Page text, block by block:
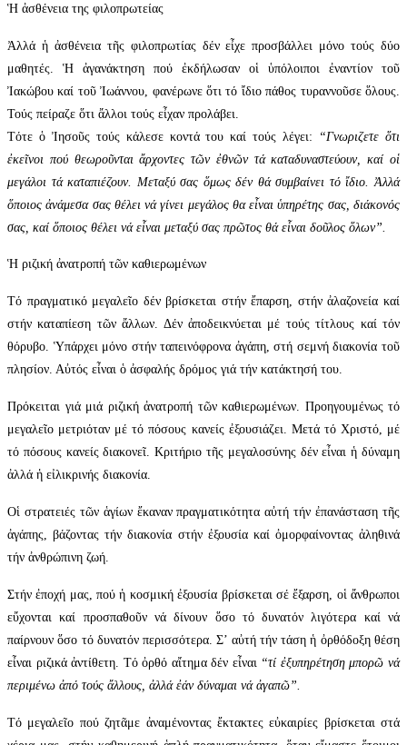
Ἡ ἀσθένεια της φιλοπρωτείας
Ἀλλά ἡ ἀσθένεια τῆς φιλοπρωτίας δέν εἶχε προσβάλλει μόνο τούς δύο
μαθητές. Ἡ ἀγανάκτηση πού ἐκδήλωσαν οἱ ὑπόλοιποι ἐναντίον τοῦ
Ἰακώβου καί τοῦ Ἰωάννου, φανέρωνε ὅτι τό ἴδιο πάθος τυραννοῦσε ὅλους.
Τούς πείραζε ὅτι ἄλλοι τούς εἶχαν προλάβει.
Τότε ὁ Ἰησοῦς τούς κάλεσε κοντά του καί τούς λέγει:
“Γνωριζετε ὅτι
ἐκεῖνοι πού θεωροῦνται ἄρχοντες τῶν ἐθνῶν τά καταδυναστεύουν, καί οἱ
μεγάλοι τά καταπιέζουν. Μεταξύ σας ὅμως δέν θά συμβαίνει τό ἴδιο. Ἀλλά
ὅποιος ἀνάμεσα σας θέλει νά γίνει μεγάλος θα εἶναι ὑπηρέτης σας, διάκονός
σας, καί ὅποιος θέλει νά εἶναι μεταξύ σας πρῶτος θά εἶναι δοῦλος ὅλων”.
Ἡ ριζική ἀνατροπή τῶν καθιερωμένων
Τό πραγματικό μεγαλεῖο δέν βρίσκεται στήν ἔπαρση, στήν ἀλαζονεία καί
στήν καταπίεση τῶν ἄλλων. Δέν ἀποδεικνύεται μέ τούς τίτλους καί τόν
θόρυβο. Ὑπάρχει μόνο στήν ταπεινόφρονα ἀγάπη, στή σεμνή διακονία τοῦ
πλησίον. Αὐτός εἶναι ὁ ἀσφαλής δρόμος γιά τήν κατάκτησή του.
Πρόκειται γιά μιά ριζική ἀνατροπή τῶν καθιερωμένων. Προηγουμένως τό
μεγαλεῖο μετριόταν μέ τό πόσους κανείς ἐξουσιάζει. Μετά τό Χριστό, μέ
τό πόσους κανείς διακονεῖ. Κριτήριο τῆς μεγαλοσύνης δέν εἶναι ἡ δύναμη
ἀλλά ἡ εἰλικρινής διακονία.
Οἱ στρατειές τῶν ἁγίων ἔκαναν πραγματικότητα αὐτή τήν ἐπανάσταση τῆς
ἀγάπης, βάζοντας τήν διακονία στήν ἐξουσία καί ὀμορφαίνοντας ἀληθινά
τήν ἀνθρώπινη ζωή.
Στήν ἐποχή μας, πού ἡ κοσμική ἐξουσία βρίσκεται σέ ἔξαρση, οἱ ἄνθρωποι
εὔχονται καί προσπαθοῦν νά δίνουν ὅσο τό δυνατόν λιγότερα καί νά
παίρνουν ὅσο τό δυνατόν περισσότερα. Σ’ αὐτή τήν τάση ἡ ὀρθόδοξη θέση
εἶναι ριζικά ἀντίθετη. Τό ὀρθό αἴτημα δέν εἶναι “τί ἐξυπηρέτηση μπορῶ νά
περιμένω ἀπό τούς ἄλλους, ἀλλά ἐάν δύναμαι νά ἀγαπῶ”.
Τό μεγαλεῖο πού ζητᾶμε ἀναμένοντας ἔκτακτες εὐκαιρίες βρίσκεται στά